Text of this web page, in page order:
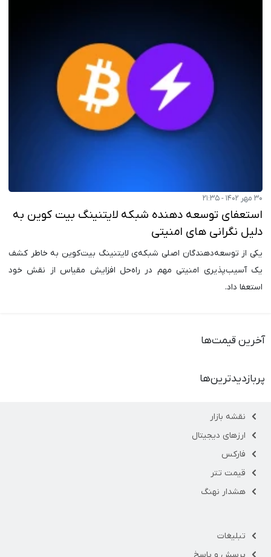
۳۰ مهر ۱۴۰۲ - ۲۱:۳۵
استعفای توسعه دهنده شبکه لایتنینگ بیت کوین به
دلیل نگرانی های امنیتی
یکی از توسعه‌دهندگان اصلی شبکه‌ی لایتنینگ بیت‌کوین به خاطر کشف
یک آسیب‌پذیری امنیتی مهم در راه‌حل افزایش مقیاس از نقش خود
استعفا داد.
آخرین قیمت‌ها
پربازدیدترین‌ها
نقشه بازار
ارزهای دیجیتال
فارکس
قیمت تتر
هشدار نهنگ
تبلیغات